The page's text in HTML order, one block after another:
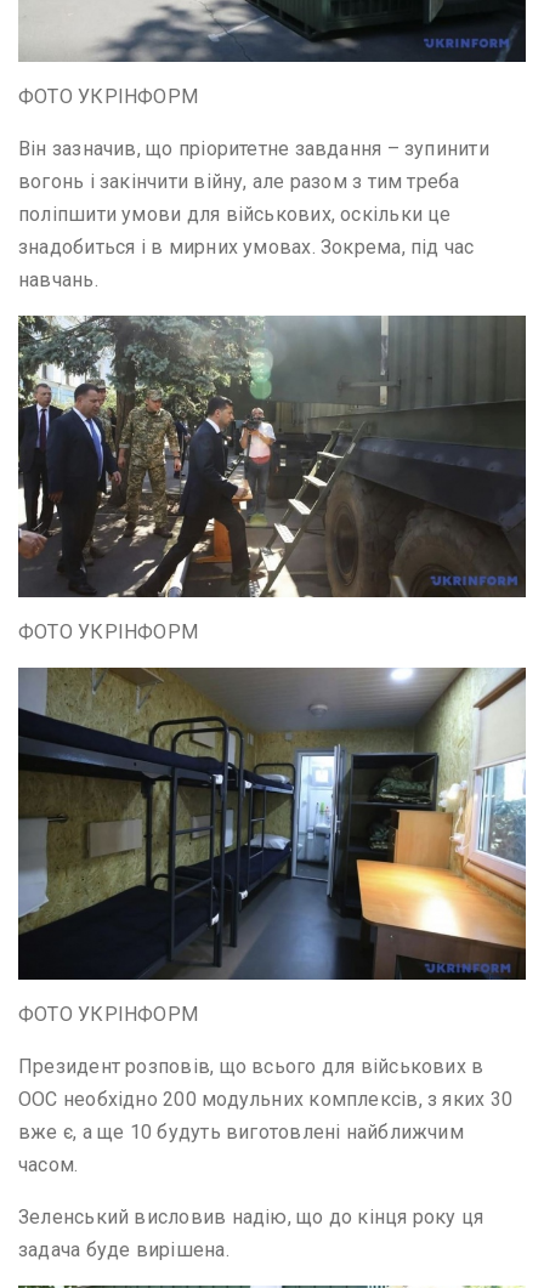
ФОТО УКРІНФОРМ
Він зазначив, що пріоритетне завдання – зупинити
вогонь і закінчити війну, але разом з тим треба
поліпшити умови для військових, оскільки це
знадобиться і в мирних умовах. Зокрема, під час
навчань.
ФОТО УКРІНФОРМ
ФОТО УКРІНФОРМ
Президент розповів, що всього для військових в
ООС необхідно 200 модульних комплексів, з яких 30
вже є, а ще 10 будуть виготовлені найближчим
часом.
Зеленський висловив надію, що до кінця року ця
задача буде вирішена.